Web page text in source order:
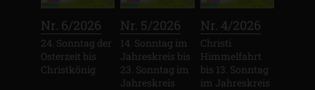
Nr. 6/2026
24. Sonntag der
Osterzeit bis
Christkönig
Nr. 5/2026
14. Sonntag im
Jahreskreis bis
23. Sonntag im
Jahreskreis
Nr. 4/2026
Christi
Himmelfahrt
bis 13. Sonntag
im Jahreskreis